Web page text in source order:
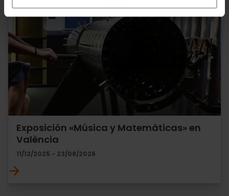
Exposición «Música y Matemáticas» en
València
11/12/2025 - 23/08/2026